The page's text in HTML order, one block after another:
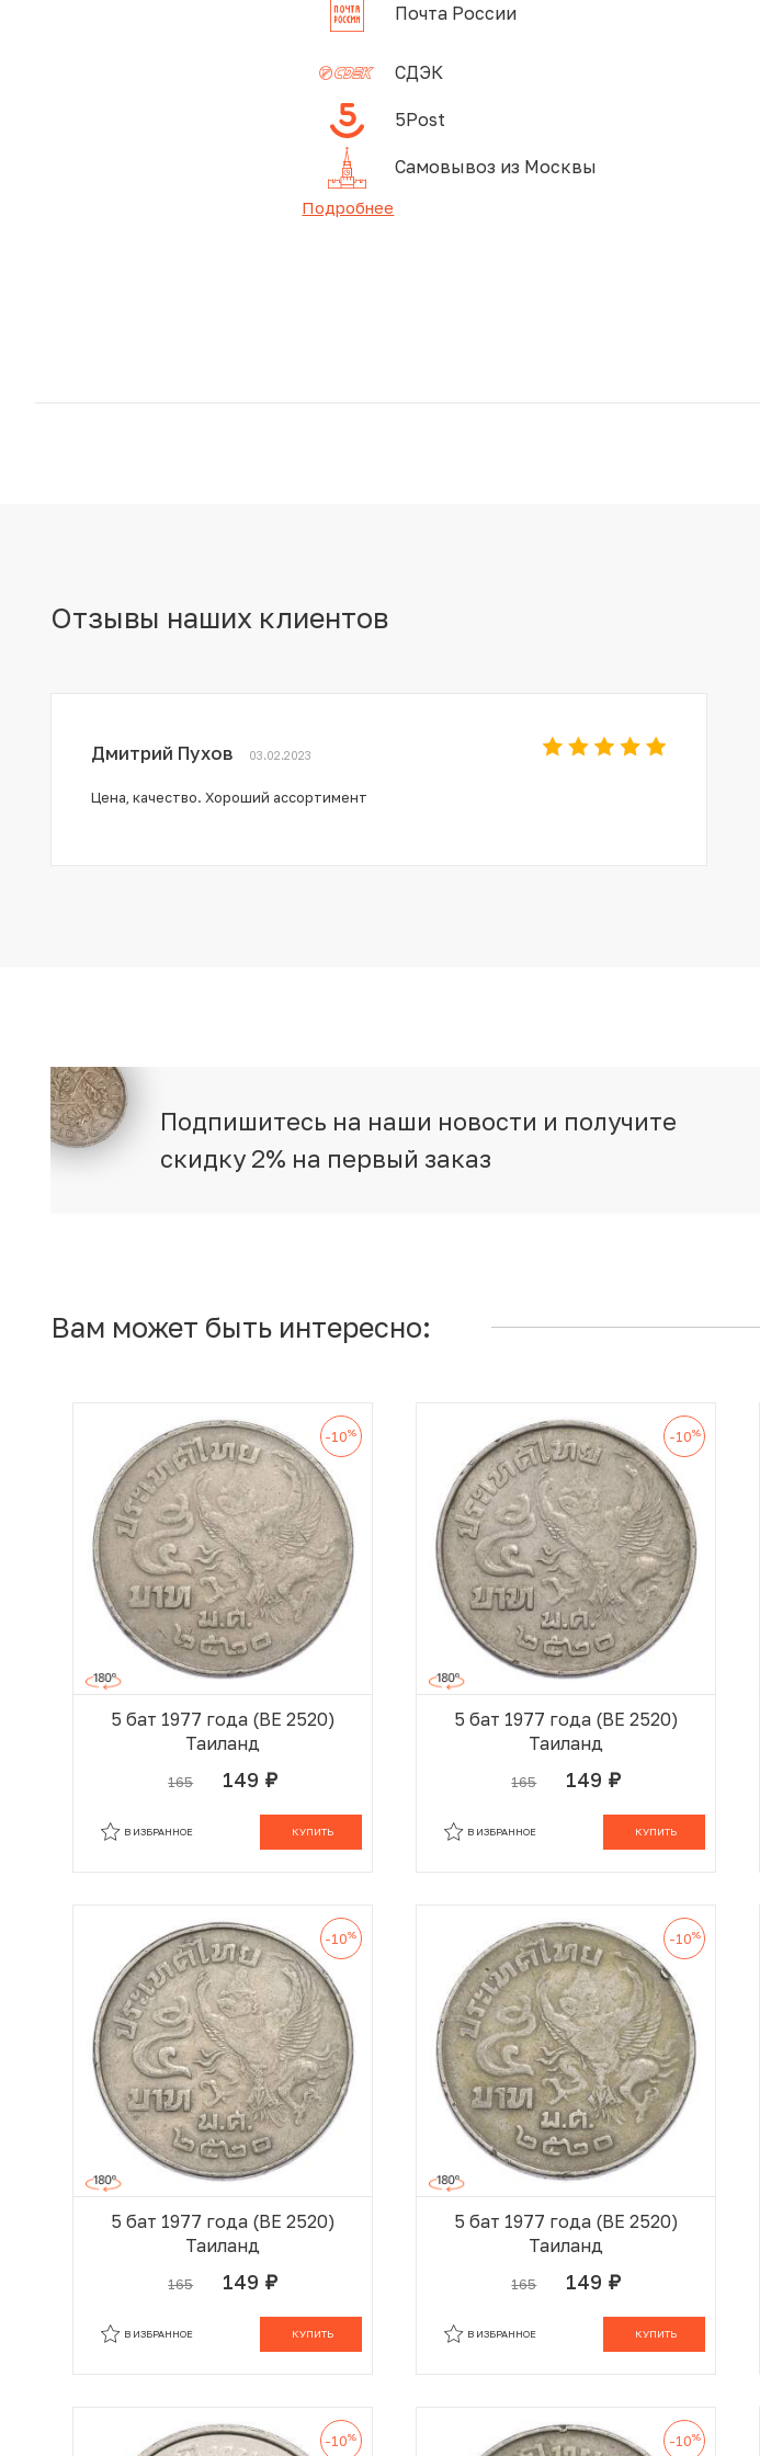
Почта России
СДЭК
5Post
Самовывоз из Москвы
Подробнее
Отзывы наших клиентов
Дмитрий Пухов 03.02.2023
Цена, качество. Хороший ассортимент
Подпишитесь на наши новости и получите
скидку 2% на первый заказ
Вам может быть интересно:
-10%
5 бат 1977 года (BE 2520)
Таиланд
165 149 руб.
КУПИТЬ
В ИЗБРАННОЕ
-10%
5 бат 1977 года (BE 2520)
Таиланд
165 149 руб.
КУПИТЬ
В ИЗБРАННОЕ
-10%
5 бат 1977 года (BE 2520)
Таиланд
165 149 руб.
КУПИТЬ
В ИЗБРАННОЕ
-10%
5 бат 1977 года (BE 2520)
Таиланд
165 149 руб.
КУПИТЬ
В ИЗБРАННОЕ
-10% -10%